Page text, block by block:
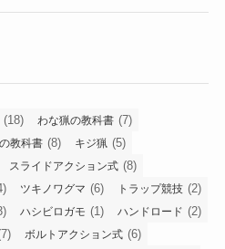
(18) わな猟の教科書 (7)
教科書 (8) キジ猟 (5)
スライドアクション式 (8)
ツキノワグマ (6) トラップ競技 (2)
ハシビロガモ (1) ハンドロード (2)
ボルトアクション式 (6)